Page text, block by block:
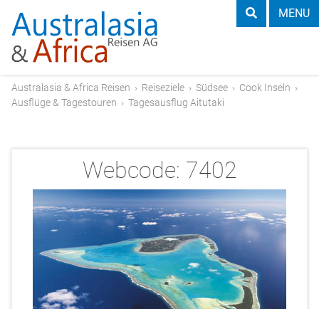
MENU
Australasia & Africa Reisen › Reiseziele › Südsee › Cook Inseln ›
Ausflüge & Tagestouren › Tagesausflug Aitutaki
Webcode: 7402